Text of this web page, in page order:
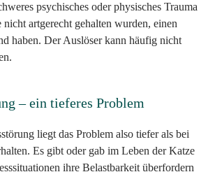
psychisches oder physisches Trauma
nicht artgerecht gehalten wurden, einen
haben. Der Auslöser kann häufig nicht
– ein tieferes Problem
liegt das Problem also tiefer als bei
Es gibt oder gab im Leben der Katze
ihre Belastbarkeit überfordern